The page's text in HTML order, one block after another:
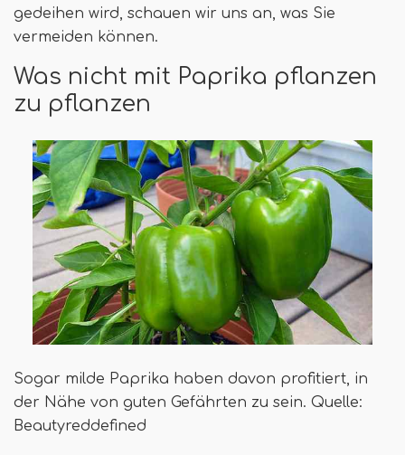
gedeihen wird, schauen wir uns an, was Sie
vermeiden können.
Was nicht mit Paprika pflanzen
zu pflanzen
Sogar milde Paprika haben davon profitiert, in
der Nähe von guten Gefährten zu sein. Quelle:
Beautyreddefined